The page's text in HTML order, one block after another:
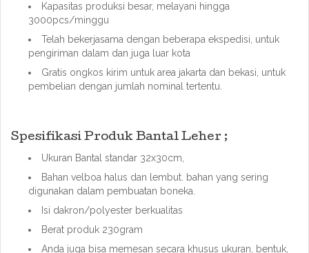
Kapasitas produksi besar, melayani hingga
3000pcs/minggu
Telah bekerjasama dengan beberapa ekspedisi, untuk
pengiriman dalam dan juga luar kota
Gratis ongkos kirim untuk area jakarta dan bekasi, untuk
pembelian dengan jumlah nominal tertentu.
Spesifikasi Produk Bantal Leher ;
Ukuran Bantal standar 32x30cm,
Bahan velboa halus dan lembut. bahan yang sering
digunakan dalam pembuatan boneka.
Isi dakron/polyester berkualitas
Berat produk 230gram
Anda juga bisa memesan secara khusus ukuran, bentuk,